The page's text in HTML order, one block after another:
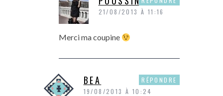
21/08/2013 À 11:16
Merci ma coupine
BEA
19/08/2013 À 10:24
RÉPONDRE